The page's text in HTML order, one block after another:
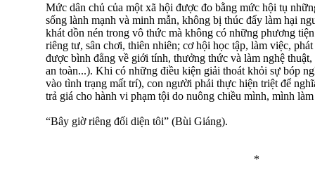
Mức dân chủ của một xã hội được đo bằng mức hội tụ
sống lành mạnh và minh mẫn, không bị thúc đẩy làm hại
khát dồn nén trong vô thức mà không có những phương
riêng tư, sân chơi, thiên nhiên; cơ hội học tập, làm việc,
được bình đẳng về giới tính, thưởng thức và làm nghệ
an toàn...). Khi có những điều kiện giải thoát khỏi sự bóp
vào tình trạng mất trí), con người phải thực hiện triệt để
trả giá cho hành vi phạm tội do nuông chiều mình, mình
“Bây giờ riêng đối diện tôi” (Bùi Giáng).
*